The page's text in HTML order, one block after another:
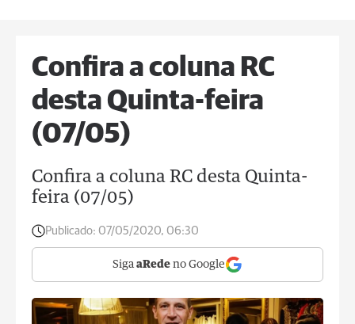
Confira a coluna RC
desta Quinta-feira
(07/05)
Confira a coluna RC desta Quinta-
feira (07/05)
Publicado: 07/05/2020, 06:30
Siga aRede no Google